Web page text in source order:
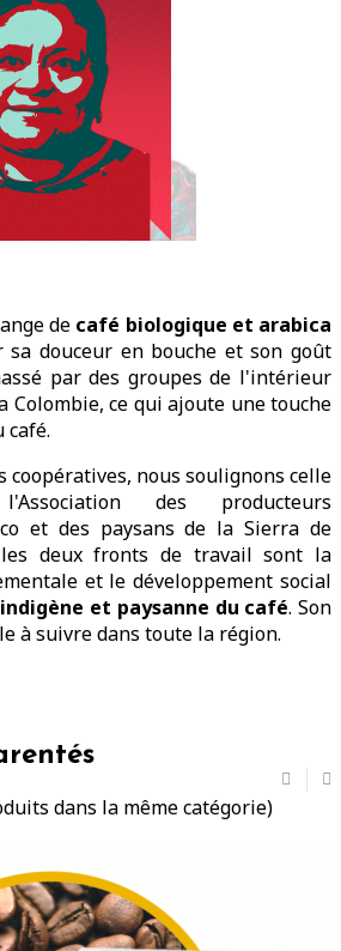
de café biologique et arabica
douceur en bouche et son goût
par des groupes de l'intérieur
Colombie, ce qui ajoute une touche
café.
coopératives, nous soulignons celle
des producteurs
et des paysans de la Sierra de
deux fronts de travail sont la
et le développement social
et paysanne du café. Son
à suivre dans toute la région.
dans la même catégorie)